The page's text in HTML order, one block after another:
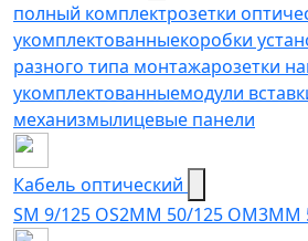
полный комплектрозетки
укомплектованныекоробки
разного типа монтажарозетки
укомплектованныемодули
механизмылицевые панели
Кабель оптический
SM 9/125 OS2MM 50/125 OM3MM